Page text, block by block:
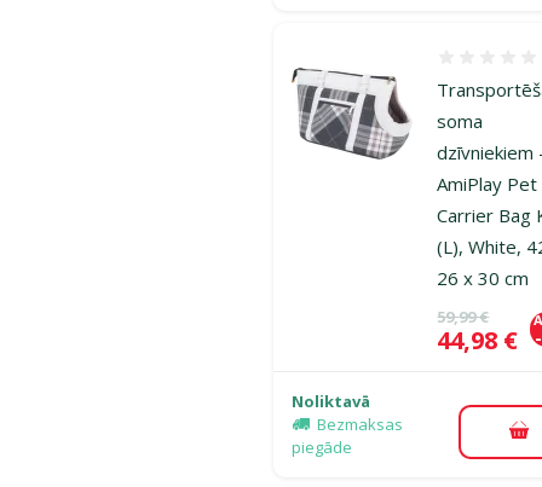
soma
dzīvniekiem
AmiPlay Pet
Carrier Bag
(L), White,
26 x 30 cm
Oriģinālā
59,99 €
Cena
44,98 €
Noliktavā
Bezmaksas
piegāde